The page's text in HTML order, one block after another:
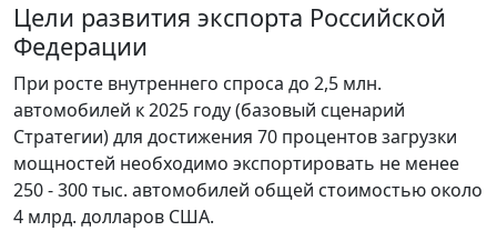
Цели развития экспорта Российской
Федерации
При росте внутреннего спроса до 2,5 млн.
автомобилей к 2025 году (базовый сценарий
Стратегии) для достижения 70 процентов загрузки
мощностей необходимо экспортировать не менее
250 - 300 тыс. автомобилей общей стоимостью около
4 млрд. долларов США.